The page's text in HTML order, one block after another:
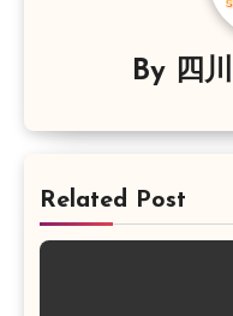
By 四
Related Post